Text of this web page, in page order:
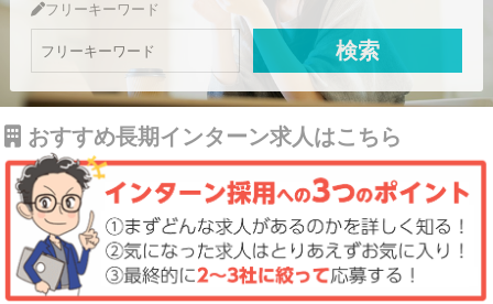
フリーキーワード
おすすめ長期インターン求人はこちら